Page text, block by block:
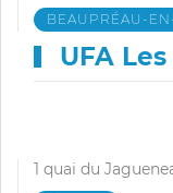
BEAUPRÉAU-
UFA
1 quai du